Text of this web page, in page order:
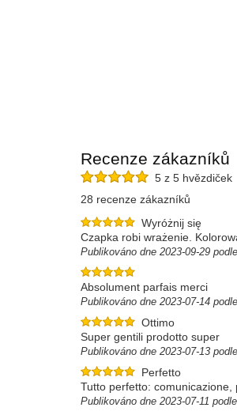
Recenze zákazníků
5 z 5 hvězdiček
28 recenze zákazníků
Wyróżnij się
Czapka robi wrażenie.
Publikováno dne 2023-09-29
Absolument parfais merci
Publikováno dne 2023-07-14
Ottimo
Super gentili prodotto super
Publikováno dne 2023-07-13
Perfetto
Tutto perfetto: comunicazione,
Publikováno dne 2023-07-11